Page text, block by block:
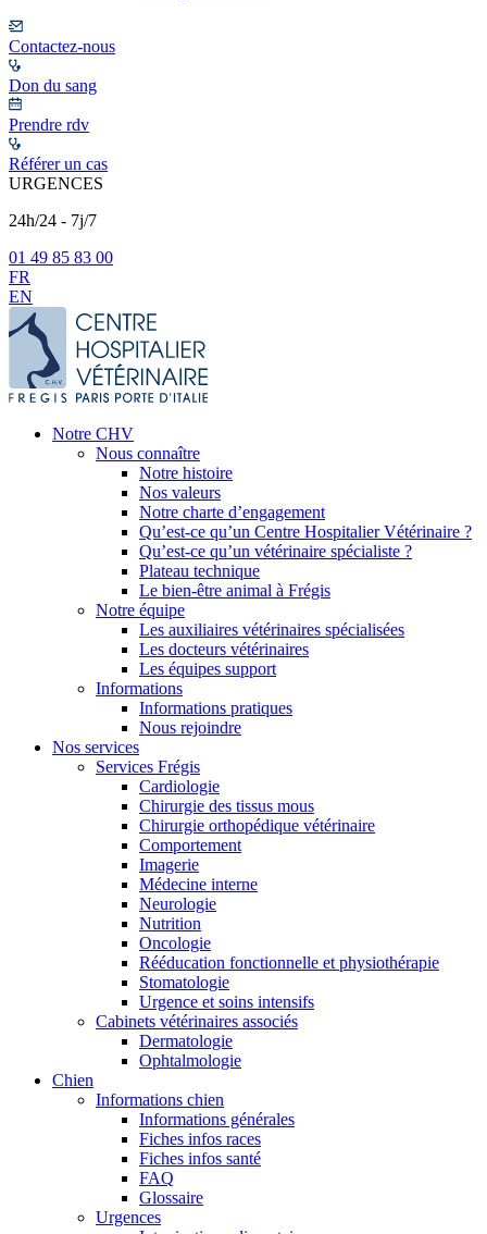
Contactez-nous
Don du sang
Prendre rdv
Référer un cas
URGENCES
24h/24 - 7j/7
01 49 85 83 00
FR
EN
Notre CHV
Nous connaître
Notre histoire
Nos valeurs
Notre charte d’engagement
Qu’est-ce qu’un Centre Hospitalier Vétérinaire ?
Qu’est-ce qu’un vétérinaire spécialiste ?
Plateau technique
Le bien-être animal à Frégis
Notre équipe
Les auxiliaires vétérinaires spécialisées
Les docteurs vétérinaires
Les équipes support
Informations
Informations pratiques
Nous rejoindre
Nos services
Services Frégis
Cardiologie
Chirurgie des tissus mous
Chirurgie orthopédique vétérinaire
Comportement
Imagerie
Médecine interne
Neurologie
Nutrition
Oncologie
Rééducation fonctionnelle et physiothérapie
Stomatologie
Urgence et soins intensifs
Cabinets vétérinaires associés
Dermatologie
Ophtalmologie
Chien
Informations chien
Informations générales
Fiches infos races
Fiches infos santé
FAQ
Glossaire
Urgences